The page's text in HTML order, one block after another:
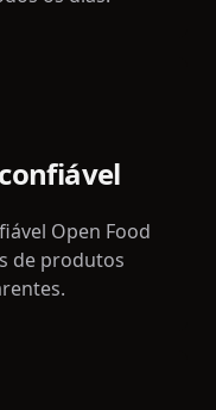
Open Food
de produtos